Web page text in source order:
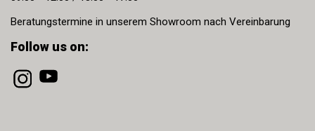
Beratungstermine in unserem Showroom nach Vereinbarung
Follow us on: